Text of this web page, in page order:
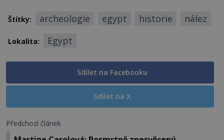
Štítky: archeologie egypt historie nález
Lokalita: Egypt
Sdílet na Facebooku
Sdílet na X
Předchozí článek